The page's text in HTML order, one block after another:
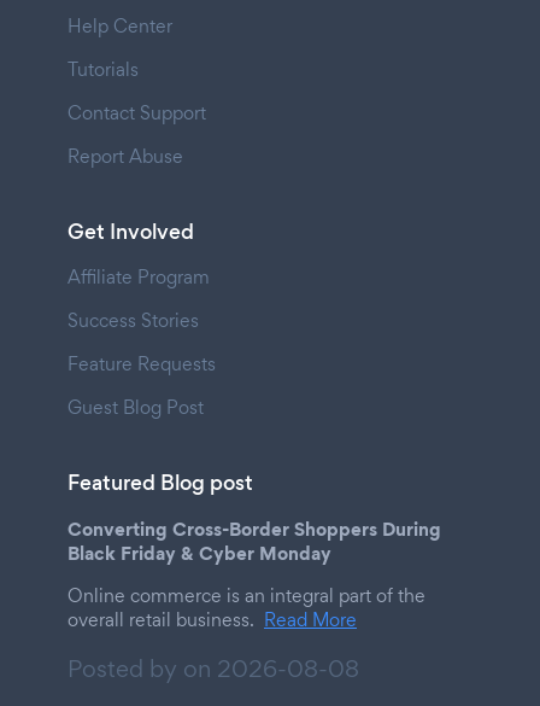
Help Center
Tutorials
Contact Support
Report Abuse
Get Involved
Affiliate Program
Success Stories
Feature Requests
Guest Blog Post
Featured Blog post
Converting Cross-Border Shoppers During
Black Friday & Cyber Monday
Online commerce is an integral part of the
overall retail business. Read More
Posted by on 2026-08-08